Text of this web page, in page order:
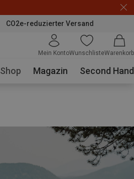
CO2e-reduzierter Versand
Mein KontoWunschlisteWarenkorb
Shop Magazin Second Hand